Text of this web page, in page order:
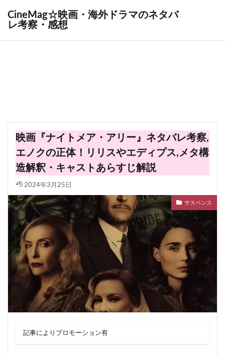
CineMag☆映画・海外ドラマのネタバ
レ考察・感想
映画『ナイトメア・アリー』ネタバレ考察,
エノクの正体！リリスやエディプス,メタ構
造解釈・キャストあらすじ解説
2024年3月25日
サスペンス
記事によりプロモーション有